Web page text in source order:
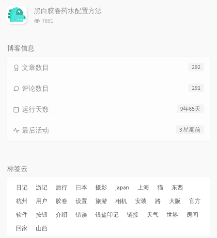
次
数:
黑白胶卷药水配置方法
浏
7861
博客信息
292
文章数目
291
评论数目
9年65天
运行天数
3 星期前
最后活动
标签云
日记 游记 旅行 日本 摄影 japan 上海 猫
东西
杭州
用户 胶卷 设置 旅游 相机 安装 路 大阪
官方
软件
按钮 介绍 错误 银盐印记 链接 天气 世界
房间
回家
山西